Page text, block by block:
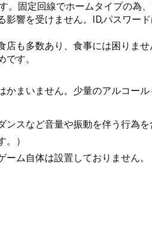
。固定回線でホームタイプの為
影響を受けません。ID,パスワー
店も多数あり、食事には困りま
す。
まいません。少量のアルコー
ンスなど音量や振動を伴う行為
）
ーム自体は設置しておりません。